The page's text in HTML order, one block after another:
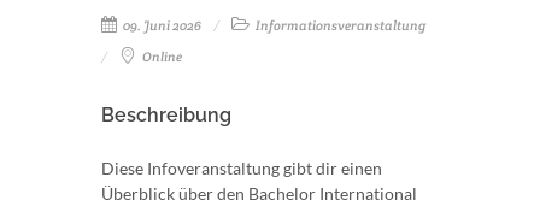
09. Juni 2026
Informationsveranstaltung
Online
Beschreibung
Diese Infoveranstaltung gibt dir einen
Überblick über den Bachelor International